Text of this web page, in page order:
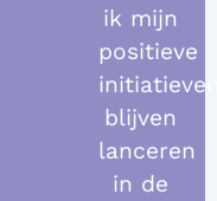
ik mijn
positieve
blijven
lanceren
in de